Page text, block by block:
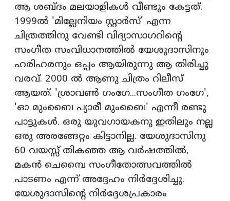
ആ ശബ്ദം മലയാളികള്‍ വീണ്ടും കേട്ടത്.
1999ല്‍ 'മില്ലേനിയം സ്റ്റാര്‍സ്' എന്ന
ചിത്രത്തിനു വേണ്ടി വിദ്യാസാഗറിന്റെ
സംഗീത സംവിധാനത്തില്‍ യേശുദാസിനും
ഹരിഹരനും ഒപ്പം ആയിരുന്നു ആ തിരിച്ചു
വരവ്. 2000 ല്‍ ആണു ചിത്രം റിലീസ്
ആയത്. 'ശ്രാവണ്‍ ഗംഗേ...സംഗീത ഗംഗേ',
'ഓ മുംബൈ പ്യാരീ മുംബൈ' എന്നീ രണ്ടു
പാട്ടുകള്‍. ഒരു യുവഗായകനു ഇതിലും നല്ല
ഒരു അരങ്ങേറ്റം കിട്ടാനില്ല. യേശുദാസിനു
60 വയസ്സ് തികഞ്ഞ ആ വര്‍ഷത്തില്‍,
മകന്‍ ചെമ്പൈ സംഗീതോത്സവത്തില്‍
പാടണം എന്ന് അദ്ദേഹം നിര്‍ദ്ദേശിച്ചു.
യേശുദാസിന്റെ നിര്‍ദ്ദേശപ്രകാരം